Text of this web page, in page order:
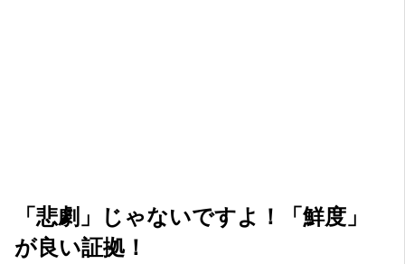
「悲劇」じゃないですよ！「鮮度」
が良い証拠！